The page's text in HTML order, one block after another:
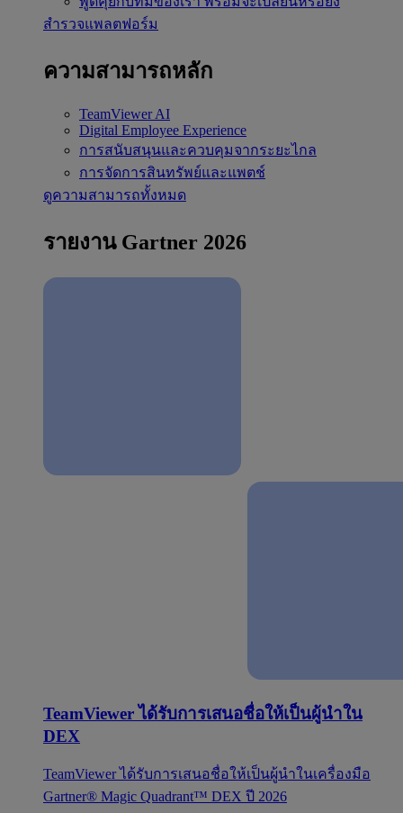
สำรวจแพลตฟอร์ม
ความสามารถหลัก
TeamViewer AI
Digital Employee Experience
การสนับสนุนและควบคุมจากระยะไกล
การจัดการสินทรัพย์และแพตช์
ดูความสามารถทั้งหมด
รายงาน Gartner 2026
TeamViewer ได้รับการเสนอชื่อให้เป็นผู้นำใน
DEX
TeamViewer ได้รับการเสนอชื่อให้เป็นผู้นำในเครื่องมือ
Gartner® Magic Quadrant™ DEX ปี 2026